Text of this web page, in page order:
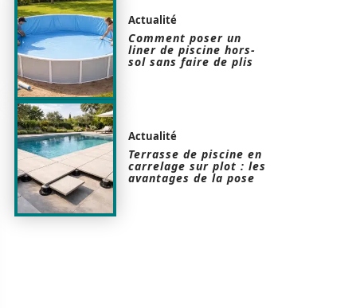
Actualité
Comment poser un
liner de piscine hors-
sol sans faire de plis
Actualité
Terrasse de piscine en
carrelage sur plot : les
avantages de la pose